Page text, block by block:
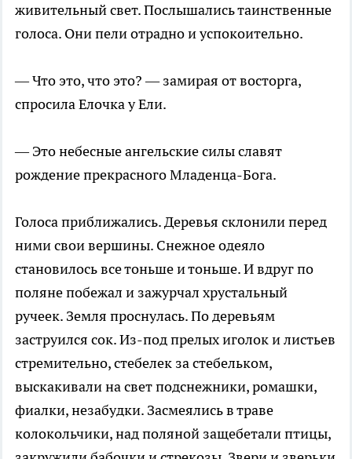
живительный свет. Послышались таинственные
голоса. Они пели отрадно и успокоительно.
— Что это, что это? — замирая от восторга,
спросила Елочка у Ели.
— Это небесные ангельские силы славят
рождение прекрасного Младенца-Бога.
Голоса приближались. Деревья склонили перед
ними свои вершины. Снежное одеяло
становилось все тоньше и тоньше. И вдруг по
поляне побежал и зажурчал хрустальный
ручеек. Земля проснулась. По деревьям
заструился сок. Из-под прелых иголок и листьев
стремительно, стебелек за стебельком,
выскакивали на свет подснежники, ромашки,
фиалки, незабудки. Засмеялись в траве
колокольчики, над поляной защебетали птицы,